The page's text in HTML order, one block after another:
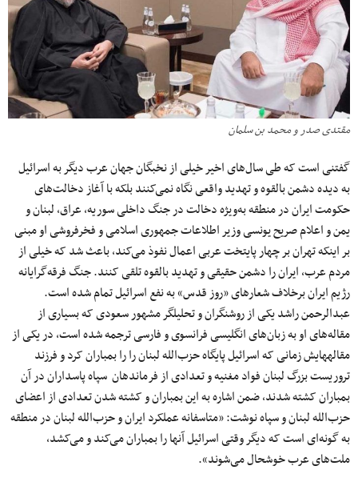
مقتدی صدر و محمد بن سلمان
گفتنی است که طی سال‌های اخیر خیلی از نخبگان جهان عرب دیگر به اسرائیل
به دیده دشمن بالقوه و تهدید واقعی نگاه نمی‌کنند بلکه با آغاز دخالت‌های
حکومت ایران در منطقه به‌ویژه دخالت در جنگ داخلی سوریه، عراق، لبنان و
یمن و اعلام صریح یونسی وزیر اطلاعات جمهوری اسلامی و فخرفروشی او مبنی
بر اینکه تهران بر چهار پایتخت عربی اعمال نفوذ می‌کند، باعث شد که خیلی از
مردم عرب، ایران را دشمن حقیقی و تهدید بالقوه تلقی کنند. جنگ فرقه‌گرایانه
رژیم ایران برخلاف شعارهای «روز قدس» به نفع اسرائیل تمام شده است.
عبدالرحمن راشد یکی از روشنگران و تحلیلگر مشهور سعودی که بسیاری از
مقاله‌های او به زبان‌های انگلیسی فرانسوی و فارسی ترجمه شده است، در یکی از
مقاله‎هایش زمانی که اسرائیل پایگاه حزب‌الله لبنان را را بمباران کرد و فرزند
تروریست بزرگ لبنان فواد مغنیه و تعدادی از فرماندهان سپاه پاسداران در آن
بمباران کشته شدند، ضمن اشاره به این بمباران و کشته شدن تعدادی از اعضای
حزب‌الله لبنان و سپاه نوشت: «متاسفانه عملکرد ایران و حزب‌الله لبنان در منطقه
به گونه‌ای است که دیگر وقتی اسرائیل آنها را بمباران می‌کند و می‌کشد،
ملت‌های عرب خوشحال می‌شوند».